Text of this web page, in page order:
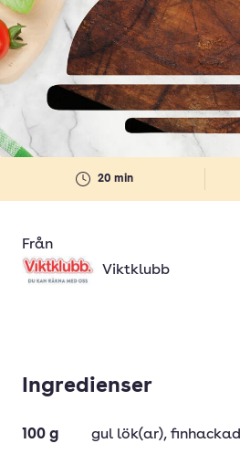
20 min
Från
Viktklubb
Ingredienser
100 g gul lök(ar), finhackad